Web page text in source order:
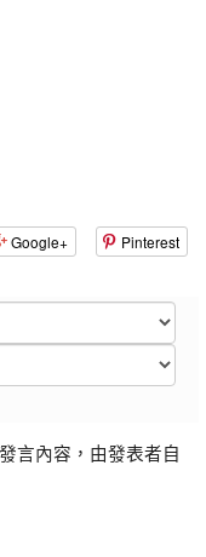
Google+ Pinterest
言內容，由發表者自